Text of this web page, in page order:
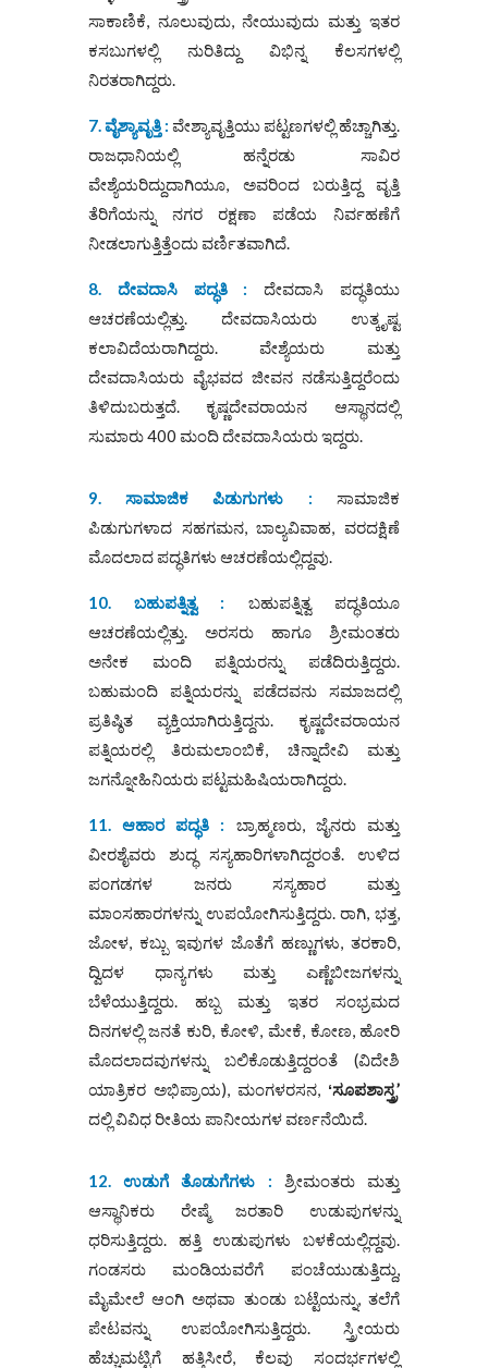
ಸಾಕಾಣಿಕೆ, ನೂಲುವುದು, ನೇಯುವುದು ಮತ್ತು ಇತರ
ಕಸಬುಗಳಲ್ಲಿ ನುರಿತಿದ್ದು ವಿಭಿನ್ನ ಕೆಲಸಗಳಲ್ಲಿ
ನಿರತರಾಗಿದ್ದರು.
7. ವೈಶ್ಯಾವೃತ್ತಿ : ವೇಶ್ಯಾವೃತ್ತಿಯು ಪಟ್ಟಣಗಳಲ್ಲಿ ಹೆಚ್ಚಾಗಿತ್ತು.
ರಾಜಧಾನಿಯಲ್ಲಿ ಹನ್ನೆರಡು ಸಾವಿರ
ವೇಶ್ಯೆಯರಿದ್ದುದಾಗಿಯೂ, ಅವರಿಂದ ಬರುತ್ತಿದ್ದ ವೃತ್ತಿ
ತೆರಿಗೆಯನ್ನು ನಗರ ರಕ್ಷಣಾ ಪಡೆಯ ನಿರ್ವಹಣೆಗೆ
ನೀಡಲಾಗುತ್ತಿತ್ತೆಂದು ವರ್ಣಿತವಾಗಿದೆ.
8. ದೇವದಾಸಿ ಪದ್ಧತಿ :
ದೇವದಾಸಿ ಪದ್ಧತಿಯು
ಆಚರಣೆಯಲ್ಲಿತ್ತು. ದೇವದಾಸಿಯರು ಉತ್ಕೃಷ್ಟ
ಕಲಾವಿದೆಯರಾಗಿದ್ದರು. ವೇಶ್ಯೆಯರು ಮತ್ತು
ದೇವದಾಸಿಯರು ವೈಭವದ ಜೀವನ ನಡೆಸುತ್ತಿದ್ದರೆಂದು
ತಿಳಿದುಬರುತ್ತದೆ. ಕೃಷ್ಣದೇವರಾಯನ ಆಸ್ಥಾನದಲ್ಲಿ
ಸುಮಾರು 400 ಮಂದಿ ದೇವದಾಸಿಯರು ಇದ್ದರು.
9. ಸಾಮಾಜಿಕ ಪಿಡುಗುಗಳು : ಸಾಮಾಜಿಕ
ಪಿಡುಗುಗಳಾದ ಸಹಗಮನ, ಬಾಲ್ಯವಿವಾಹ, ವರದಕ್ಷಿಣೆ
ಮೊದಲಾದ ಪದ್ಧತಿಗಳು ಆಚರಣೆಯಲ್ಲಿದ್ದವು.
10. ಬಹುಪತ್ನಿತ್ವ : ಬಹುಪತ್ನಿತ್ವ ಪದ್ಧತಿಯೂ
ಆಚರಣೆಯಲ್ಲಿತ್ತು. ಅರಸರು ಹಾಗೂ ಶ್ರೀಮಂತರು
ಅನೇಕ ಮಂದಿ ಪತ್ನಿಯರನ್ನು ಪಡೆದಿರುತ್ತಿದ್ದರು.
ಬಹುಮಂದಿ ಪತ್ನಿಯರನ್ನು ಪಡೆದವನು ಸಮಾಜದಲ್ಲಿ
ಪ್ರತಿಷ್ಠಿತ ವ್ಯಕ್ತಿಯಾಗಿರುತ್ತಿದ್ದನು. ಕೃಷ್ಣದೇವರಾಯನ
ಪತ್ನಿಯರಲ್ಲಿ ತಿರುಮಲಾಂಬಿಕೆ, ಚಿನ್ನಾದೇವಿ ಮತ್ತು
ಜಗನ್ನೋಹಿನಿಯರು ಪಟ್ಟಮಹಿಷಿಯರಾಗಿದ್ದರು.
11. ಆಹಾರ ಪದ್ಧತಿ : ಬ್ರಾಹ್ಮಣರು, ಜೈನರು ಮತ್ತು
ವೀರಶೈವರು ಶುದ್ಧ ಸಸ್ಯಹಾರಿಗಳಾಗಿದ್ದರಂತೆ. ಉಳಿದ
ಪಂಗಡಗಳ ಜನರು ಸಸ್ಯಹಾರ ಮತ್ತು
ಮಾಂಸಹಾರಗಳನ್ನು ಉಪಯೋಗಿಸುತ್ತಿದ್ದರು. ರಾಗಿ, ಭತ್ತ,
ಜೋಳ, ಕಬ್ಬು ಇವುಗಳ ಜೊತೆಗೆ ಹಣ್ಣುಗಳು, ತರಕಾರಿ,
ದ್ವಿದಳ ಧಾನ್ಯಗಳು ಮತ್ತು ಎಣ್ಣೆಬೀಜಗಳನ್ನು
ಬೆಳೆಯುತ್ತಿದ್ದರು. ಹಬ್ಬ ಮತ್ತು ಇತರ ಸಂಭ್ರಮದ
ದಿನಗಳಲ್ಲಿ ಜನತೆ ಕುರಿ, ಕೋಳಿ, ಮೇಕೆ, ಕೋಣ, ಹೋರಿ
ಮೊದಲಾದವುಗಳನ್ನು ಬಲಿಕೊಡುತ್ತಿದ್ದರಂತೆ (ವಿದೇಶಿ
ಯಾತ್ರಿಕರ ಅಭಿಪ್ರಾಯ), ಮಂಗಳರಸನ, ʻಸೂಪಶಾಸ್ತ್ರ’
ದಲ್ಲಿ ವಿವಿಧ ರೀತಿಯ ಪಾನೀಯಗಳ ವರ್ಣನೆಯಿದೆ.
12. ಉಡುಗೆ ತೊಡುಗೆಗಳು : ಶ್ರೀಮಂತರು ಮತ್ತು
ಆಸ್ಥಾನಿಕರು ರೇಷ್ಮೆ ಜರತಾರಿ ಉಡುಪುಗಳನ್ನು
ಧರಿಸುತ್ತಿದ್ದರು. ಹತ್ತಿ ಉಡುಪುಗಳು ಬಳಕೆಯಲ್ಲಿದ್ದವು.
ಗಂಡಸರು ಮಂಡಿಯವರೆಗೆ ಪಂಚೆಯುಡುತ್ತಿದ್ದು,
ಮೈಮೇಲೆ ಆಂಗಿ ಅಥವಾ ತುಂಡು ಬಟ್ಟೆಯನ್ನು, ತಲೆಗೆ
ಪೇಟವನ್ನು ಉಪಯೋಗಿಸುತ್ತಿದ್ದರು. ಸ್ತ್ರೀಯರು
ಹೆಚ್ಚುಮಟ್ಟಿಗೆ ಹತ್ತಿಸೀರೆ, ಕೆಲವು ಸಂದರ್ಭಗಳಲ್ಲಿ